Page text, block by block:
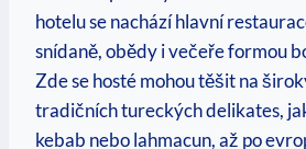
hotelu se nachází hlavní
snídaně, obědy i večeře formou
Zde se hosté mohou těšit na
tradičních tureckých delikates,
kebab nebo lahmacun, až po